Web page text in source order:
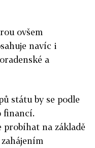
ovšem
navíc i
a
státu by se podle
financí.
probíhat na základě